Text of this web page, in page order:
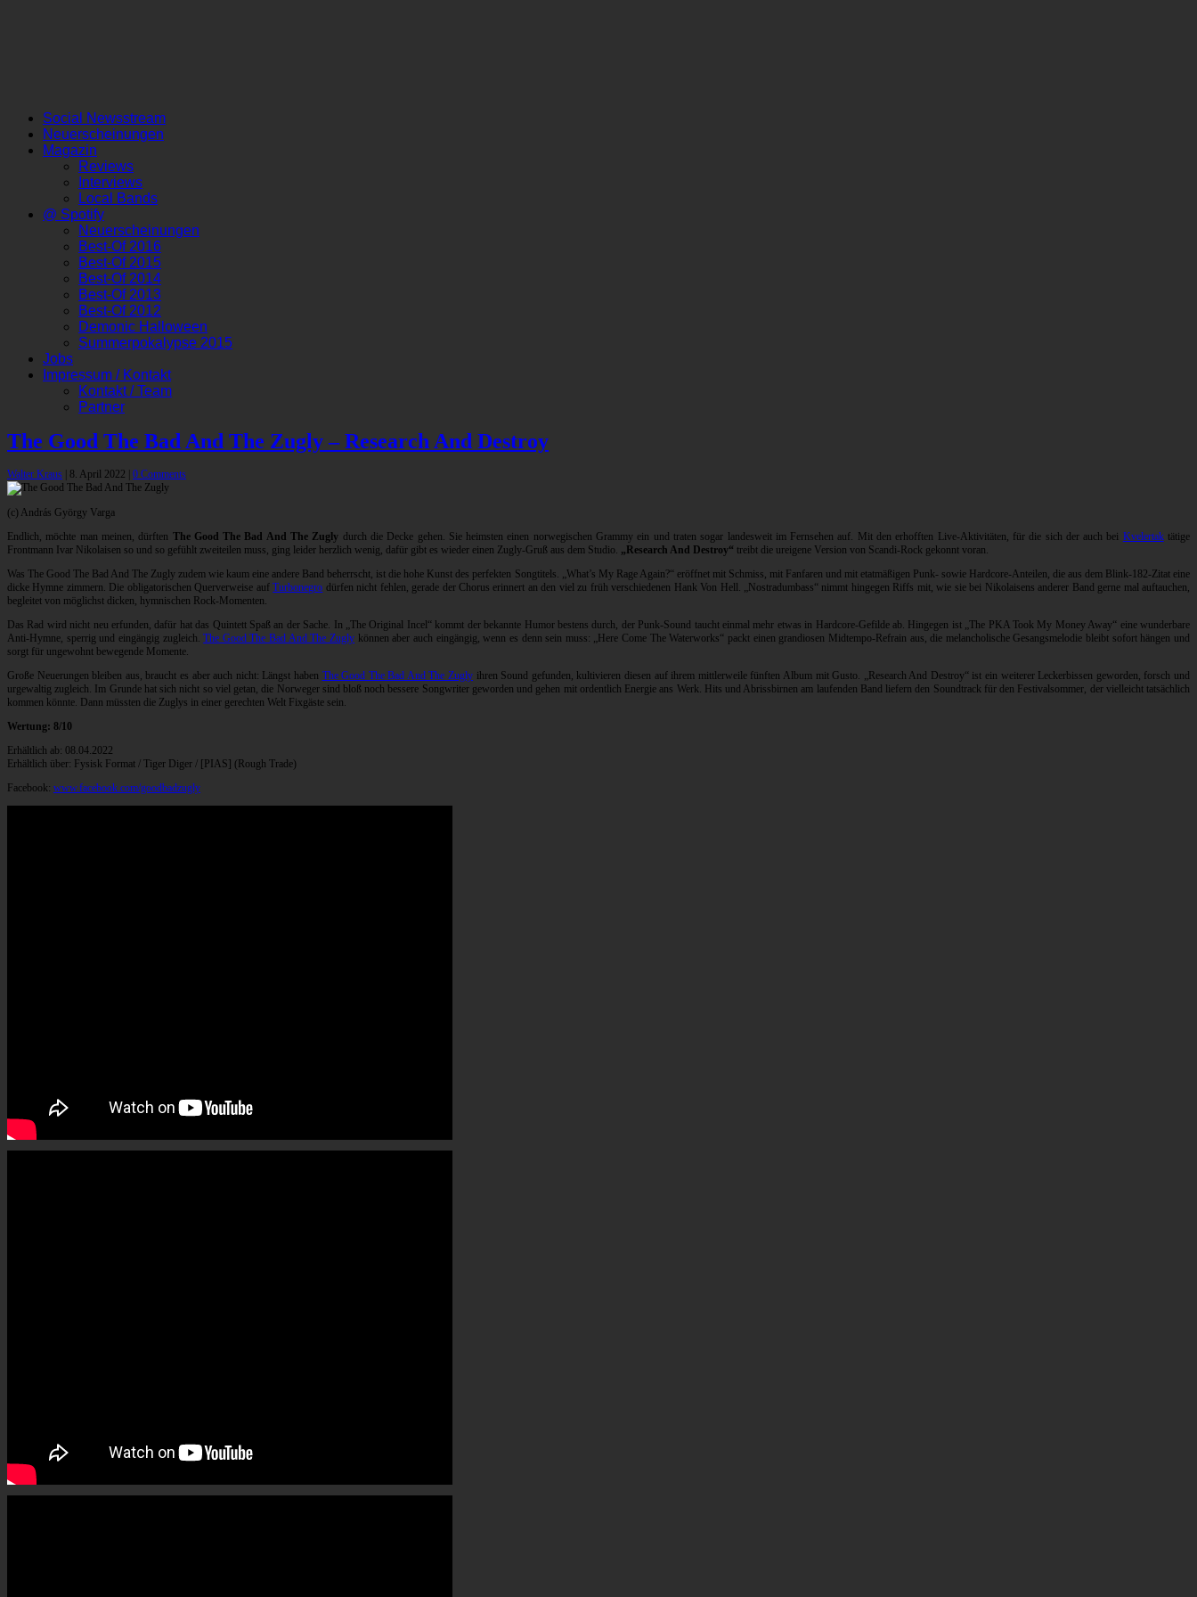
Social Newsstream
Neuerscheinungen
Magazin
Reviews
Interviews
Local Bands
@ Spotify
Neuerscheinungen
Best-Of 2016
Best-Of 2015
Best-Of 2014
Best-Of 2013
Best-Of 2012
Demonic Halloween
Summerpokalypse 2015
Jobs
Impressum / Kontakt
Kontakt / Team
Partner
The Good The Bad And The Zugly – Research And Destroy
Walter Kraus 8. April 2022 0 Comments
(c) András György Varga
Endlich, möchte man meinen, dürften The Good The Bad And The Zugly durch die Decke gehen. Sie heimsten einen norwegischen Grammy ein und traten sogar landesweit im Fernsehen auf. Mit den erhofften Live-Aktivitäten, für die sich der auch bei Kvelertaktätige
Frontmann Ivar Nikolaisen so und so gefühlt zweiteilen muss, ging leider herzlich wenig, dafür gibt es wieder einen Zugly-Gruß aus dem Studio. „Research And Destroy“ treibt die ureigene Version von Scandi-Rock gekonnt voran.
Was The Good The Bad And The Zugly zudem wie kaum eine andere Band beherrscht, ist die hohe Kunst des perfekten Songtitels. „What’s My Rage Again?“ eröffnet mit Schmiss, mit Fanfaren und mit etatmäßigen Punk- sowie Hardcore-Anteilen, die aus dem Blink-182-Zitat eine
dicke Hymne zimmern. Die obligatorischen Querverweise aufTurbonegro dürfen nicht fehlen, gerade der Chorus erinnert an den viel zu früh verschiedenen Hank Von Hell. „Nostradumbass“ nimmt hingegen Riffs mit, wie sie bei Nikolaisens anderer Band gerne mal auftauchen,
begleitet von möglichst dicken, hymnischen Rock-Momenten.
Das Rad wird nicht neu erfunden, dafür hat das Quintett Spaß an der Sache. In „The Original Incel“ kommt der bekannte Humor bestens durch, der Punk-Sound taucht einmal mehr etwas in Hardcore-Gefilde ab. Hingegen ist „The PKA Took My Money Away“ eine wunderbare
Anti-Hymne, sperrig und eingängig zugleich.The Good The Bad And The Zugly können aber auch eingängig, wenn es denn sein muss: „Here Come The Waterworks“ packt einen grandiosen Midtempo-Refrain aus, die melancholische Gesangsmelodie bleibt sofort hängen und
sorgt für ungewohnt bewegende Momente.
Große Neuerungen bleiben aus, braucht es aber auch nicht: Längst haben The Good The Bad And The Zugly ihren Sound gefunden, kultivieren diesen auf ihrem mittlerweile fünften Album mit Gusto. „Research And Destroy“ ist ein weiterer Leckerbissen geworden, forsch und
urgewaltig zugleich. Im Grunde hat sich nicht so viel getan, die Norweger sind bloß noch bessere Songwriter geworden und gehen mit ordentlich Energie ans Werk. Hits und Abrissbirnen am laufenden Band liefern den Soundtrack für den Festivalsommer, der vielleicht tatsächlich
kommen könnte. Dann müssten die Zuglys in einer gerechten Welt Fixgäste sein.
Wertung: 8/10
Erhältlich ab: 08.04.2022
Erhältlich über: Fysisk Format / Tiger Diger / [PIAS] (Rough Trade)
Facebook: www.facebook.com/goodbadzugly